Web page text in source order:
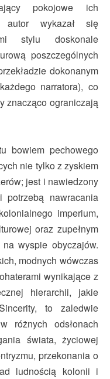
pokojowe ich
autor wykazał się
stylu doskonale
poszczególnych
dokonanym
narratora), co
znacząco ograniczają
bowiem pechowego
nie tylko z zyskiem
jest i nawiedzony
nawracania
imperium,
oraz zupełnym
wyspie obyczajów.
modnych wówczas
wynikające z
hierarchii, jakie
to zaledwie
różnych odsłonach
świata, życiowej
przekonania o
ludnością kolonii i